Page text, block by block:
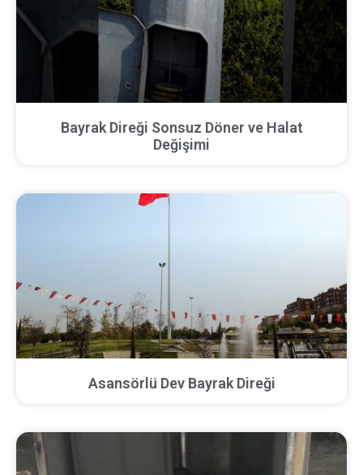
Bayrak Direği Sonsuz Döner ve Halat
Değişimi
Asansörlü Dev Bayrak Direği